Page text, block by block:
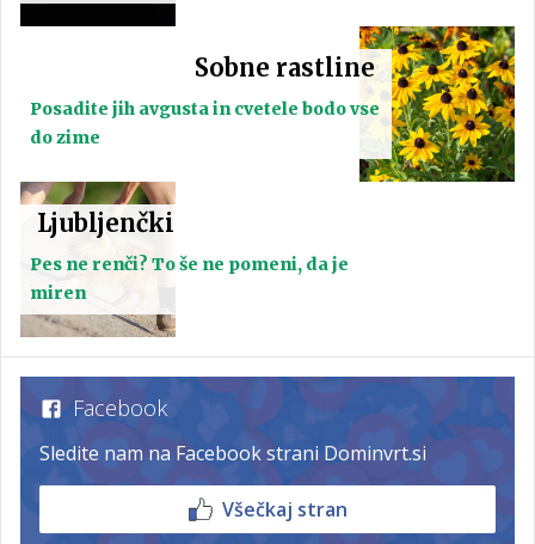
Sobne rastline
Posadite jih avgusta in cvetele bodo vse
do zime
Ljubljenčki
Pes ne renči? To še ne pomeni, da je
miren
Facebook
Sledite nam na Facebook strani Dominvrt.si
Všečkaj stran